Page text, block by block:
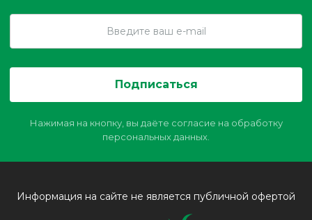
Подписаться
Нажимая на кнопку, вы даёте согласие на обработку
персональных данных.
Информация на сайте не является публичной офертой